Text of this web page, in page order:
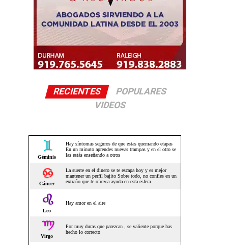
RECIENTES
POPULARES
VIDEOS